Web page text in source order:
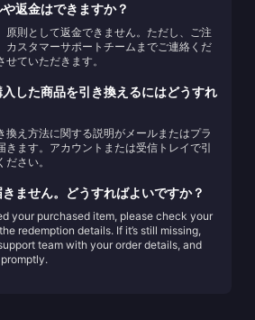
返金はできますか？
原則として返金できません。ただし、ご注
カスタマーサポートチームまでご連絡くだ
ていただきます。
した商品を引き換えるにはどうすれ
換え方法に関する説明がメールまたはプラ
きます。アカウントまたは受信トレイで引
さい。
ません。どうすればよいですか？
your purchased item, please check your
redemption details. If it’s still missing,
team with your order details, and